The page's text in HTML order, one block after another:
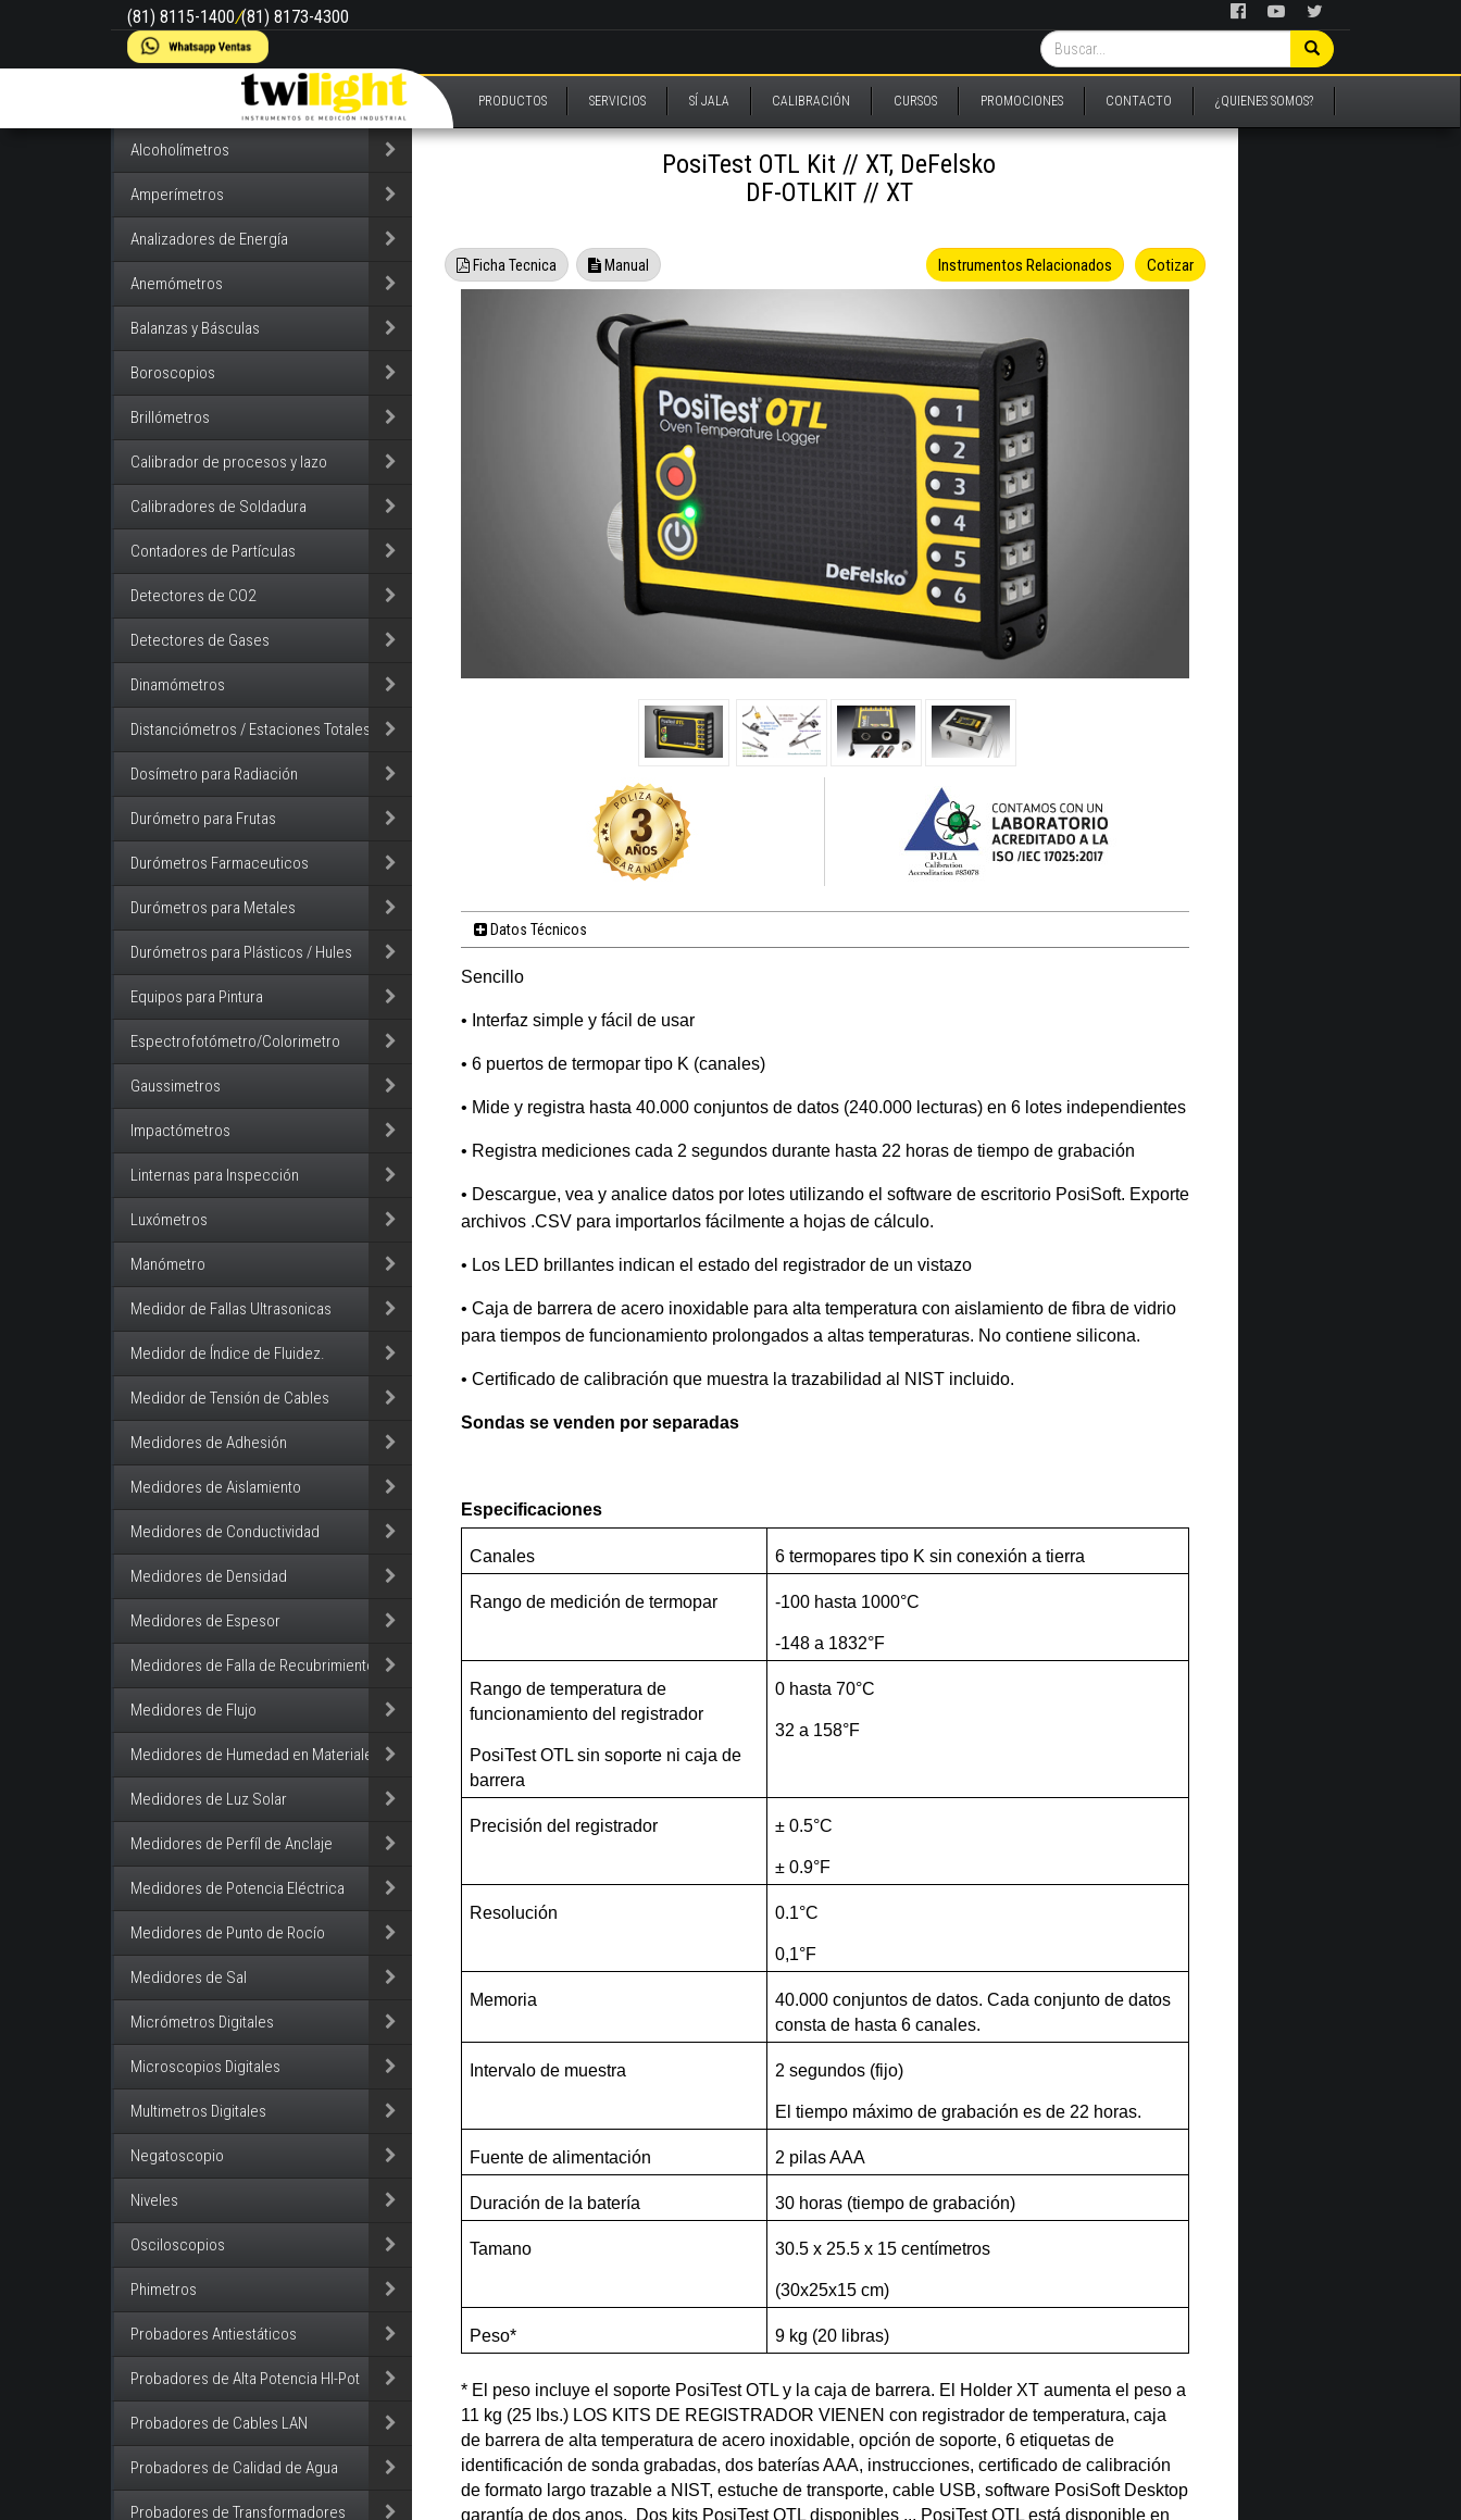
(81) 8115-1400/(81) 8173-4300
PRODUCTOS SERVICIOS SÍ JALA CALIBRACIÓN CURSOS PROMOCIONES CONTACTO ¿QUIENES SOMOS?
Alcoholímetros
Amperímetros
Analizadores de Energía
Anemómetros
Balanzas y Básculas
Boroscopios
Brillómetros
Calibrador de procesos y lazo
Calibradores de Soldadura
Contadores de Partículas
Detectores de CO2
Detectores de Gases
Dinamómetros
Distanciómetros / Estaciones Totales
Dosímetro para Radiación
Durómetro para Frutas
Durómetros Farmaceuticos
Durómetros para Metales
Durómetros para Plásticos / Hules
Equipos para Pintura
Espectrofotómetro/Colorimetro
Gaussimetros
Impactómetros
Linternas para Inspección
Luxómetros
Manómetro
Medidor de Fallas Ultrasonicas
Medidor de Índice de Fluidez.
Medidor de Tensión de Cables
Medidores de Adhesión
Medidores de Aislamiento
Medidores de Conductividad
Medidores de Densidad
Medidores de Espesor
Medidores de Falla de Recubrimiento
Medidores de Flujo
Medidores de Humedad en Materiales
Medidores de Luz Solar
Medidores de Perfíl de Anclaje
Medidores de Potencia Eléctrica
Medidores de Punto de Rocío
Medidores de Sal
Micrómetros Digitales
Microscopios Digitales
Multimetros Digitales
Negatoscopio
Niveles
Osciloscopios
Phimetros
Probadores Antiestáticos
Probadores de Alta Potencia HI-Pot
Probadores de Cables LAN
Probadores de Calidad de Agua
Probadores de Transformadores
PosiTest OTL Kit // XT, DeFelsko
DF-OTLKIT // XT
Cotizar
Instrumentos Relacionados
Ficha Tecnica Manual
Datos Técnicos
Sencillo
• Interfaz simple y fácil de usar
• 6 puertos de termopar tipo K (canales)
• Mide y registra hasta 40.000 conjuntos de datos (240.000 lecturas) en 6 lotes independientes
• Registra mediciones cada 2 segundos durante hasta 22 horas de tiempo de grabación
• Descargue, vea y analice datos por lotes utilizando el software de escritorio PosiSoft. Exporte
archivos .CSV para importarlos fácilmente a hojas de cálculo.
• Los LED brillantes indican el estado del registrador de un vistazo
• Caja de barrera de acero inoxidable para alta temperatura con aislamiento de fibra de vidrio
para tiempos de funcionamiento prolongados a altas temperaturas. No contiene silicona.
• Certificado de calibración que muestra la trazabilidad al NIST incluido.
Sondas se venden por separadas
Especificaciones
Canales 6 termopares tipo K sin conexión a tierra
Rango de medición de termopar -100 hasta 1000°C
-148 a 1832°F
Rango de temperatura de
funcionamiento del registrador
PosiTest OTL sin soporte ni caja de
barrera
0 hasta 70°C
32 a 158°F
Precisión del registrador ± 0.5°C
± 0.9°F
Resolución 0.1°C
0,1°F
Memoria
40.000 conjuntos de datos. Cada conjunto de datos
consta de hasta 6 canales.
Intervalo de muestra 2 segundos (fijo)
El tiempo máximo de grabación es de 22 horas.
Fuente de alimentación 2 pilas AAA
Duración de la batería 30 horas (tiempo de grabación)
Tamano 30.5 x 25.5 x 15 centímetros
(30x25x15 cm)
Peso* 9 kg (20 libras)
* El peso incluye el soporte PosiTest OTL y la caja de barrera. El Holder XT aumenta el peso a
11 kg (25 lbs.) LOS KITS DE REGISTRADOR VIENEN con registrador de temperatura, caja
de barrera de alta temperatura de acero inoxidable, opción de soporte, 6 etiquetas de
identificación de sonda grabadas, dos baterías AAA, instrucciones, certificado de calibración
de formato largo trazable a NIST, estuche de transporte, cable USB, software PosiSoft Desktop
garantía de dos anos. Dos kits PosiTest OTL disponibles ... PosiTest OTL está disponible en